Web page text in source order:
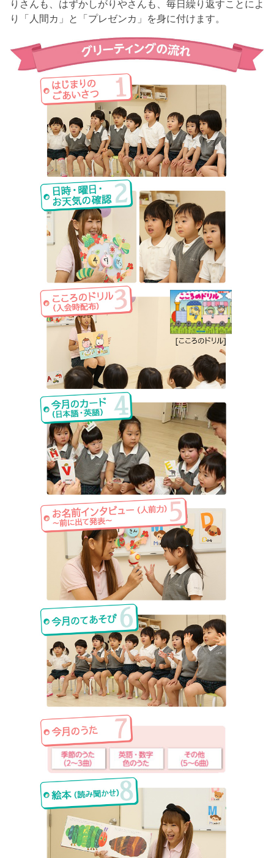
りさんも、はずかしがりやさんも、毎日繰り返すことによ
り「人間カ」と「プレゼンカ」を身に付けます。